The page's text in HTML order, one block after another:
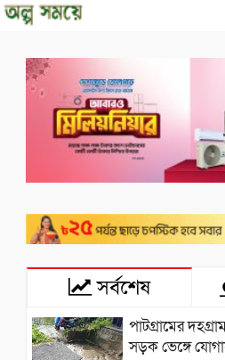
সর্বশেষ
পাটগ্রামের
সড়ক ভেঙ্গে